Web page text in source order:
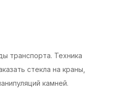
транспорта. Техника
стекла на краны,
камней.